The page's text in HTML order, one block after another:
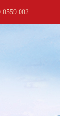
002